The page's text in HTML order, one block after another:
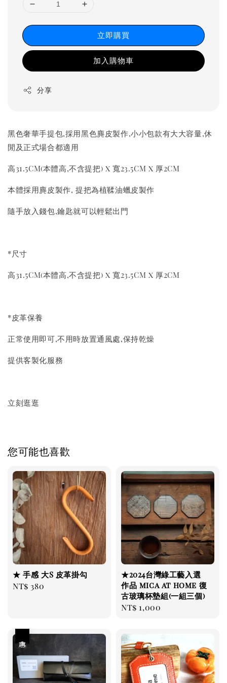
立即購買
加入購物車
分享
黑色奢華手提包,採用黑色麂皮製作,小小包款有大大容量,休
閒及正式場合都適用
高31.5CM(本體高,不含提把) x 寬23.5CM x 厚2CM
本體採用麂皮製作, 提把為植鞣油蠟皮製作
隨手放入錢包,鑰匙就可以輕鬆出門
*尺寸
高31.5CM(本體高,不含提把) x 寬23.5CM x 厚2CM
*皮革保養
正常使用即可,不用時放置通風處,保持乾燥
提供客製化服務
立刻逛逛
您可能也喜歡
★ 手感 大S 皮革掛勾
Regular
NT$ 380
★2024台灣綠工藝入選
作品 mica at home 復
古玻璃杯墊組(一組三個)
Regular
NT$ 1,000